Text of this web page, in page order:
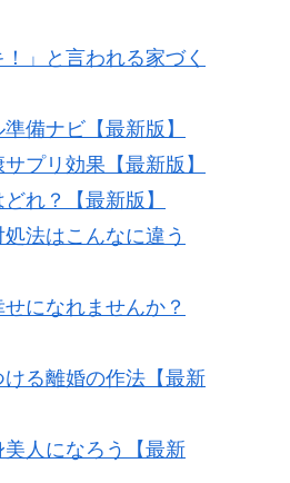
」と言われる家づく
備ナビ【最新版】
プリ効果【最新版】
れ？【最新版】
法はこんなに違う
になれませんか？
る離婚の作法【最新
人になろう【最新